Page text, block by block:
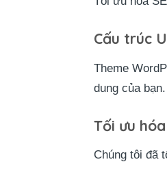
Cấu trúc
Theme
dung của bạn.
Tối ưu
Chúng tôi đã